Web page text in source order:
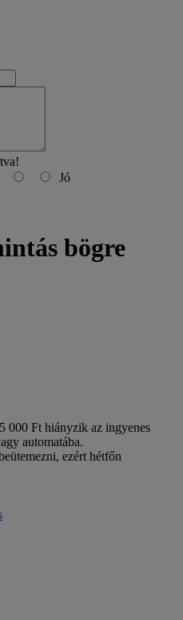
Jó
bögre
000 Ft hiányzik az ingyenes
automatába.
ezért hétfőn